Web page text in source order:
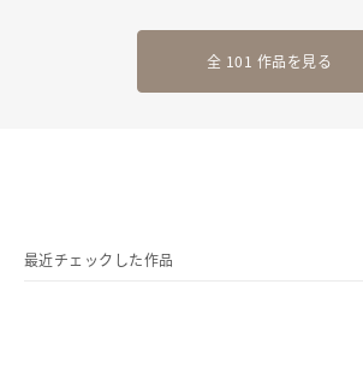
全 101 作品を見る
最近チェックした作品